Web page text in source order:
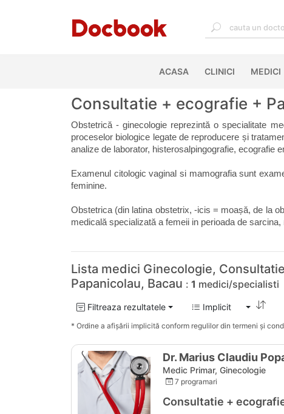
ACASA(CURRENT)
CLINICI MEDICI
Consultatie + ecografie +
Obstetrică - ginecologie reprezintă o specialitate
proceselor biologice legate de reproducere și
analize de laborator, histerosalpingografie, ecografie
Examenul citologic vaginal si mamografia sunt
feminine.
Obstetrica (din latina obstetrix, -icis = moașă, de la
medicală specializată a femeii in perioada de
Lista medici Ginecologie,
Papanicolau, Bacau : 1 medici/specialisti
Filtreaza rezultatele Implicit
* Ordine a afișării implicită conform regulilor din termeni și
Dr. Marius Claudiu
Medic Primar, Ginecologie
7 programari
Consultatie +